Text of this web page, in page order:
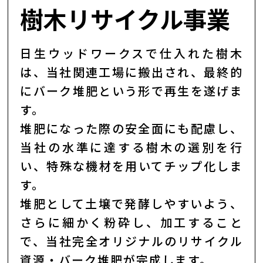
樹木リサイクル事業
日生ウッドワークスで仕入れた樹木
は、当社関連工場に搬出され、最終的
にバーク堆肥という形で再生を遂げま
す。
堆肥になった際の安全面にも配慮し、
当社の水準に達する樹木の選別を行
い、特殊な機材を用いてチップ化しま
す。
堆肥として土壌で発酵しやすいよう、
さらに細かく粉砕し、加工すること
で、当社完全オリジナルのリサイクル